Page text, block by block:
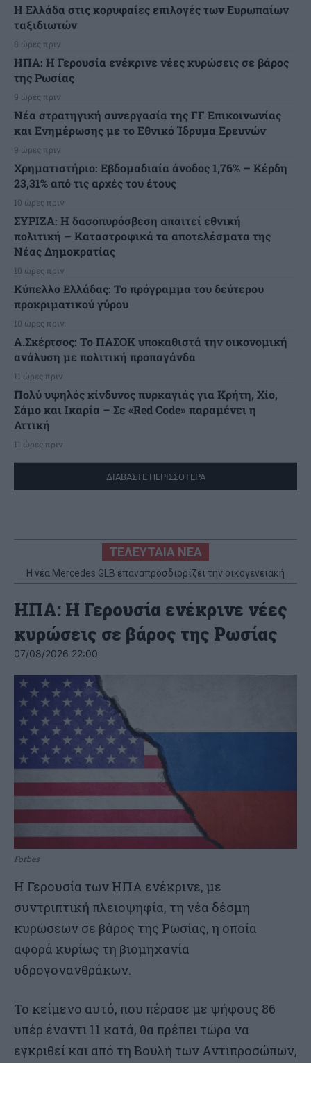
Η Ελλάδα στις κορυφαίες επιλογές των Ευρωπαίων
ταξιδιωτών
8 ώρες πριν
ΗΠΑ: Η Γερουσία ενέκρινε νέες κυρώσεις σε βάρος
της Ρωσίας
9 ώρες πριν
Νέα στρατηγική συνεργασία της ΓΓ Επικοινωνίας
και Ενημέρωσης με το Εθνικό Ίδρυμα Ερευνών
9 ώρες πριν
Χρηματιστήριο: Εβδομαδιαία άνοδος 1,76% – Κέρδη
23,31% από τις αρχές του έτους
10 ώρες πριν
ΣΥΡΙΖΑ: Η δασοπυρόσβεση απαιτεί εθνική
πολιτική – Καταστροφικά τα αποτελέσματα της
Νέας Δημοκρατίας
10 ώρες πριν
Κύπελλο Ελλάδας: Το πρόγραμμα του δεύτερου
προκριματικού γύρου
10 ώρες πριν
Α.Σκέρτσος: Το ΠΑΣΟΚ υποκαθιστά την οικονομική
ανάλυση με πολιτική προπαγάνδα
11 ώρες πριν
Πολύ υψηλός κίνδυνος πυρκαγιάς για Κρήτη, Χίο,
Σάμο και Ικαρία – Σε «Red Code» παραμένει η
Αττική
11 ώρες πριν
ΔΙΑΒΑΣΤΕ ΠΕΡΙΣΣΟΤΕΡΑ